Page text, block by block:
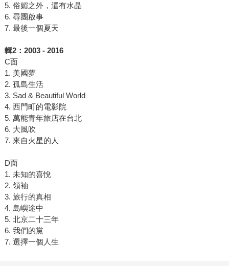
5. 俗媚之外，還有水晶
6. 尋團啟事
7. 最後一個夏天
輯2： 2003 - 2016
C面
1. 美國夢
2. 孤島生活
3. Sad & Beautiful World
4. 西門町的電影院
5. 萬能青年旅店在台北
6. 大風吹
7. 來自火星的人
D面
1. 未知的喜悅
2. 領袖
3. 旅行的真相
4. 島嶼途中
5. 北京二十三年
6. 我們的黨
7. 選擇一個人生